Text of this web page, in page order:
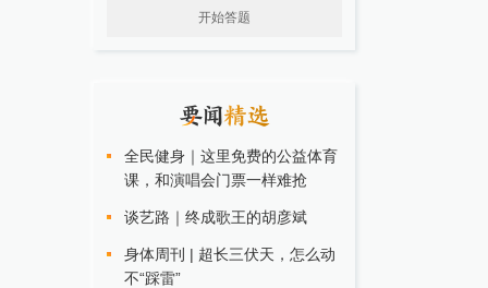
开始答题
全民健身｜这里免费的公益体育
课，和演唱会门票一样难抢
谈艺路｜终成歌王的胡彦斌
身体周刊 | 超长三伏天，怎么动
不“踩雷”